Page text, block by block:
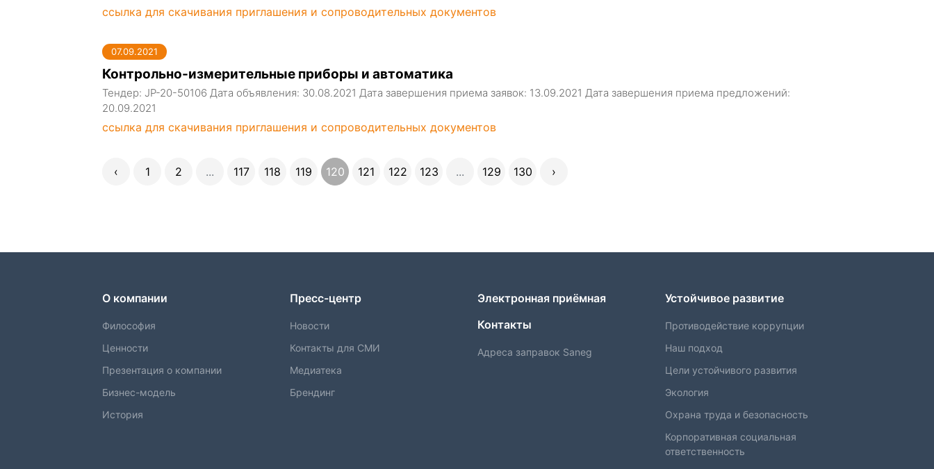
ссылка для скачивания приглашения и сопроводительных документов
07.09.2021
Контрольно-измерительные приборы и автоматика
Тендер: JP-20-50106 Дата объявления: 30.08.2021 Дата завершения приема заявок: 13.09.2021 Дата завершения приема предложений:
20.09.2021
ссылка для скачивания приглашения и сопроводительных документов
‹ 1 2 ... 117 118 119 120 121 122 123 ... 129 130 ›
О компании
Философия
Ценности
Презентация о компании
Бизнес-модель
История
Пресс-центр
Новости
Контакты для СМИ
Медиатека
Брендинг
Электронная приёмная
Контакты
Адреса заправок Saneg
Устойчивое развитие
Противодействие коррупции
Наш подход
Цели устойчивого развития
Экология
Охрана труда и безопасность
Корпоративная социальная
ответственность